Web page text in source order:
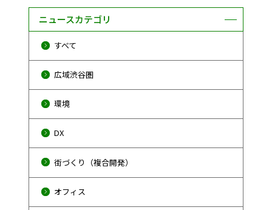
ニュースカテゴリ
すべて
広域渋谷圏
環境
DX
街づくり（複合開発）
オフィス